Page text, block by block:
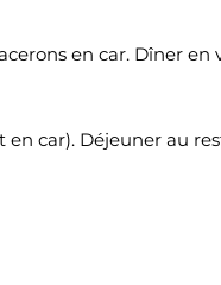
en car. Dîner en
car). Déjeuner au